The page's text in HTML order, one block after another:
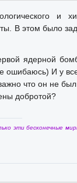
и
В этом было
ядерной
ошибаюсь) И у
что он не
добротой?
эти бесконечные